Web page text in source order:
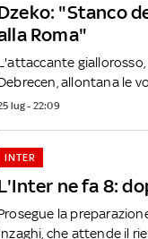
"Stanco
Roma"
allontana le
lug - 22:09
ne fa 8:
INTER
la
che attende il